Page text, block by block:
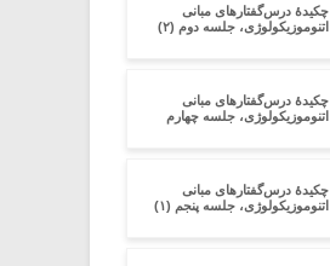
چکیدۀ درس‌گفتارهای مبانی
اتنوموزیکولوژی، جلسه دوم (۲)
چکیدۀ درس‌گفتارهای مبانی
اتنوموزیکولوژی، جلسه چهارم
چکیدۀ درس‌گفتارهای مبانی
اتنوموزیکولوژی، جلسه پنجم (۱)